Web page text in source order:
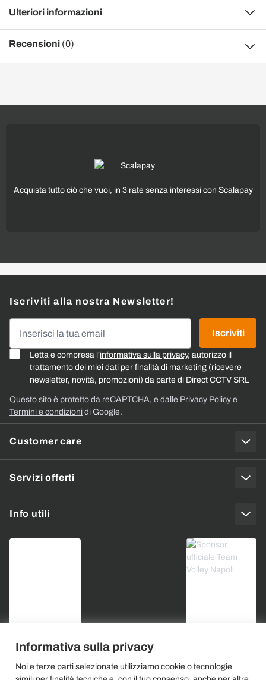
Informativa sulla privacy
Noi e terze parti selezionate utilizziamo cookie o tecnologie
Ulteriori informazioni
Recensioni (0)
Acquista tutto ciò che vuoi, in 3 rate senza interessi con Scalapay
Customer care
Servizi offerti
Info utili
Iscriviti alla nostra Newsletter!
Letta e compresa l'informativa sulla privacy, autorizzo il
trattamento dei miei dati per finalità di marketing (ricevere
newsletter, novità, promozioni) da parte di Direct CCTV SRL
Iscriviti
Questo sito è protetto da reCAPTCHA, e dalle Privacy Policy e
Termini e condizioni di Google.